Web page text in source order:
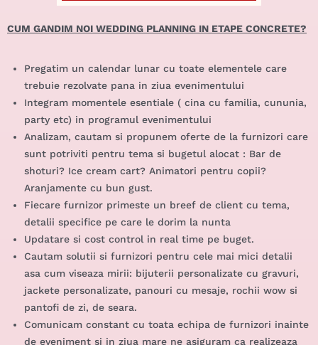
CUM GANDIM NOI WEDDING PLANNING IN ETAPE CONCRETE?
Pregatim un calendar lunar cu toate elementele care
trebuie rezolvate pana in ziua evenimentului
Integram momentele esentiale ( cina cu familia, cununia,
party etc) in programul evenimentului
Analizam, cautam si propunem oferte de la furnizori care
sunt potriviti pentru tema si bugetul alocat : Bar de
shoturi? Ice cream cart? Animatori pentru copii?
Aranjamente cu bun gust.
Fiecare furnizor primeste un breef de client cu tema,
detalii specifice pe care le dorim la nunta
Updatare si cost control in real time pe buget.
Cautam solutii si furnizori pentru cele mai mici detalii
asa cum viseaza mirii: bijuterii personalizate cu gravuri,
jackete personalizate, panouri cu mesaje, rochii wow si
pantofi de zi, de seara.
Comunicam constant cu toata echipa de furnizori inainte
de eveniment si in ziua mare ne asiguram ca realizeaza